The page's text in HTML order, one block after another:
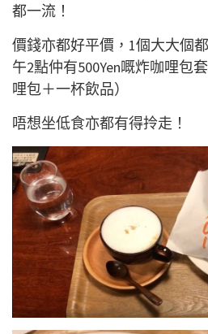
都一流！
價錢亦都好平價，1個大大個
午2點仲有500Yen嘅炸咖哩包
哩包＋一杯飲品）
唔想坐低食亦都有得拎走！